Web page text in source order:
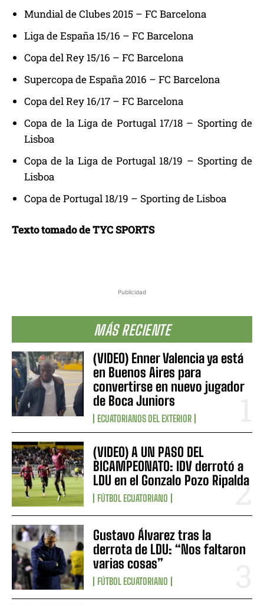
Publicidad
MÁS RECIENTE
(VIDEO) Enner Valencia ya está
en Buenos Aires para
convertirse en nuevo jugador
de Boca Juniors
ECUATORIANOS DEL EXTERIOR
(VIDEO) A UN PASO DEL
BICAMPEONATO: IDV derrotó a
LDU en el Gonzalo Pozo Ripalda
FÚTBOL ECUATORIANO
Gustavo Álvarez tras la
derrota de LDU: “Nos faltaron
varias cosas”
FÚTBOL ECUATORIANO
Mundial de Clubes 2015 – FC Barcelona
Liga de España 15/16 – FC Barcelona
Copa del Rey 15/16 – FC Barcelona
Supercopa de España 2016 – FC Barcelona
Copa del Rey 16/17 – FC Barcelona
Copa de la Liga de Portugal 17/18 – Sporting de
Lisboa
Copa de la Liga de Portugal 18/19 – Sporting de
Lisboa
Copa de Portugal 18/19 – Sporting de Lisboa
Texto tomado de TYC SPORTS